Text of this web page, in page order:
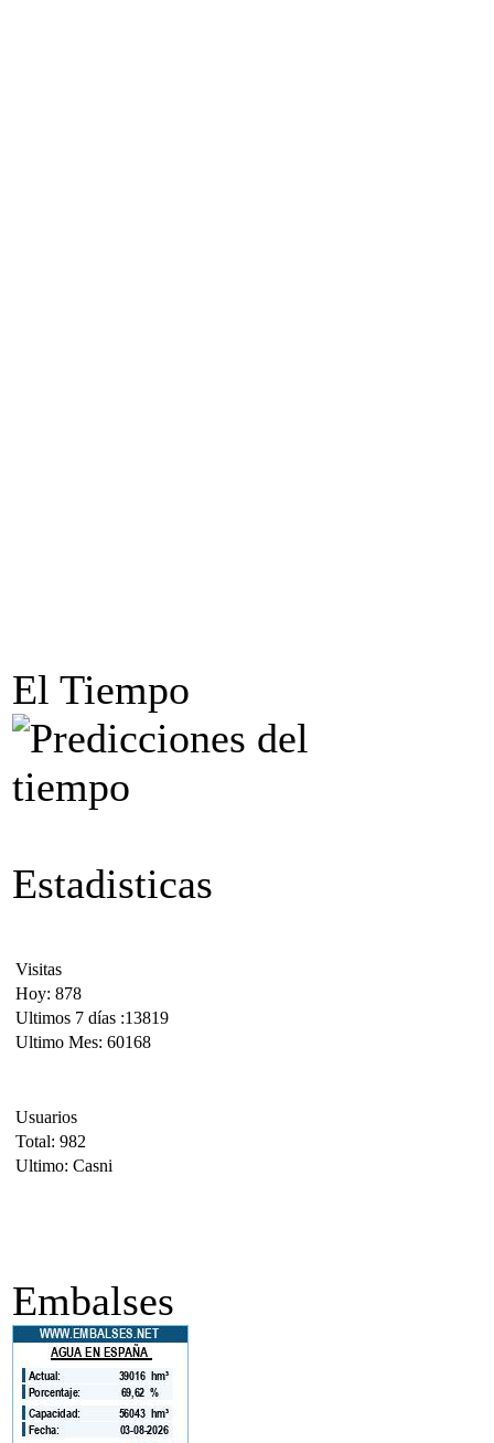
El Tiempo
Estadisticas
Visitas
Hoy: 878
Ultimos 7 días :13819
Ultimo Mes: 60168
Usuarios
Total: 982
Ultimo: Casni
Embalses